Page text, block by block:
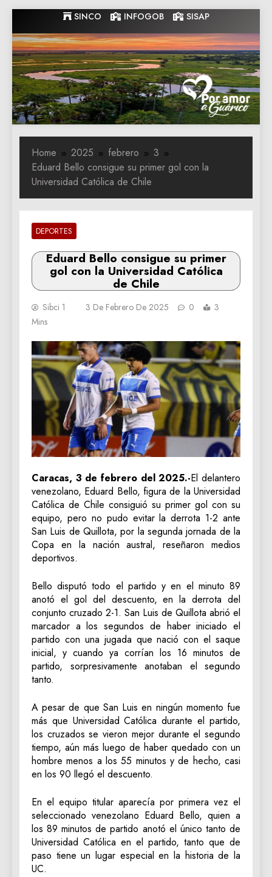
to
content
SINCO INFOGOB SISAP
Gobernacion
de Guarico
Gobernacion de Guarico
Home 2025 febrero
3
Eduard Bello consigue su primer gol con la
Universidad Católica de Chile
DEPORTES
Eduard Bello consigue su primer
gol con la Universidad Católica
de Chile
Sibci 1 3 De Febrero De 2025 0
3
Mins
Caracas, 3 de febrero del 2025.-El delantero
venezolano, Eduard Bello, figura de la Universidad
Católica de Chile consiguió su primer gol con su
equipo, pero no pudo evitar la derrota 1-2 ante
San Luis de Quillota, por la segunda jornada de la
Copa en la nación austral, reseñaron medios
deportivos.
Bello disputó todo el partido y en el minuto 89
anotó el gol del descuento, en la derrota del
conjunto cruzado 2-1. San Luis de Quillota abrió el
marcador a los segundos de haber iniciado el
partido con una jugada que nació con el saque
inicial, y cuando ya corrían los 16 minutos de
partido, sorpresivamente anotaban el segundo
tanto.
A pesar de que San Luis en ningún momento fue
más que Universidad Católica durante el partido,
los cruzados se vieron mejor durante el segundo
tiempo, aún más luego de haber quedado con un
hombre menos a los 55 minutos y de hecho, casi
en los 90 llegó el descuento.
En el equipo titular aparecía por primera vez el
seleccionado venezolano Eduard Bello, quien a
los 89 minutos de partido anotó el único tanto de
Universidad Católica en el partido, tanto que de
paso tiene un lugar especial en la historia de la
UC.